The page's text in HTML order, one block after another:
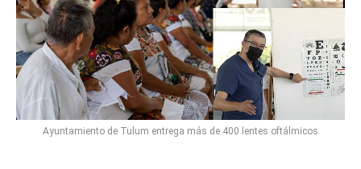
Ayuntamiento de Tulum entrega más de 400 lentes oftálmicos